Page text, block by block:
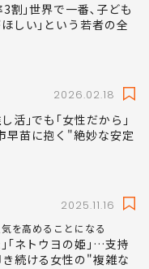
割｣世界で一番､子ども
しい｣という若者の全
2026.02.18
活｣でも｢女性だから｣
苗に抱く"絶妙な安定
2025.11.16
を高めることになる
｢ネトウヨの姫｣…支持
続ける女性の"複雑な